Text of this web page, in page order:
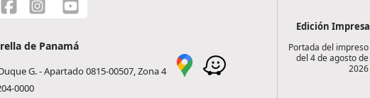
de Panamá
G. - Apartado 0815-00507, Zona 4
0000
Edición Impresa
Portada del impreso
del 4 de agosto de
2026